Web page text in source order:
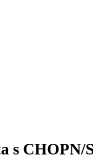
s CHOPN/